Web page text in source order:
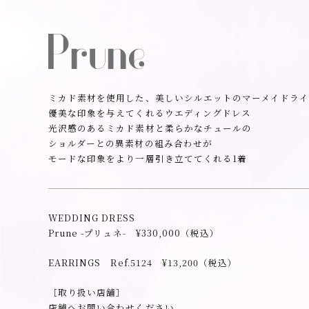
ミカド素材を使用した、美しいシルエットの マーメイドラ
優美な印象を与えてくれるウエディングドレス
光沢感のあるミカド素材と柔らかなチュールの
ショルダーとの異素材の組み合わせが
モードな印象をより一層引き立ててくれる1着
WEDDING DRESS
Prune -プリュネ- ¥330,000（税込）
EARRINGS Ref.5124 ¥13,200（税込）
［取り扱い店舗］